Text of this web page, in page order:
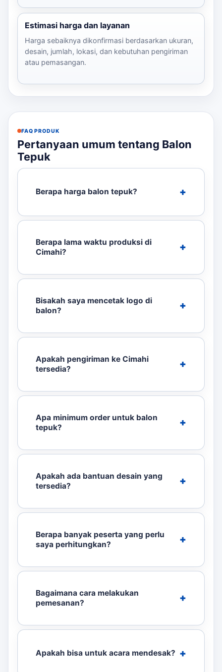
Estimasi harga dan layanan
Harga sebaiknya dikonfirmasi berdasarkan ukuran,
desain, jumlah, lokasi, dan kebutuhan pengiriman
atau pemasangan.
FAQ PRODUK
Pertanyaan umum tentang Balon
Tepuk
Berapa harga balon tepuk?
Berapa lama waktu produksi di
Cimahi?
Bisakah saya mencetak logo di
balon?
Apakah pengiriman ke Cimahi
tersedia?
Apa minimum order untuk balon
tepuk?
Apakah ada bantuan desain yang
tersedia?
Berapa banyak peserta yang perlu
saya perhitungkan?
Bagaimana cara melakukan
pemesanan?
Apakah bisa untuk acara mendesak?